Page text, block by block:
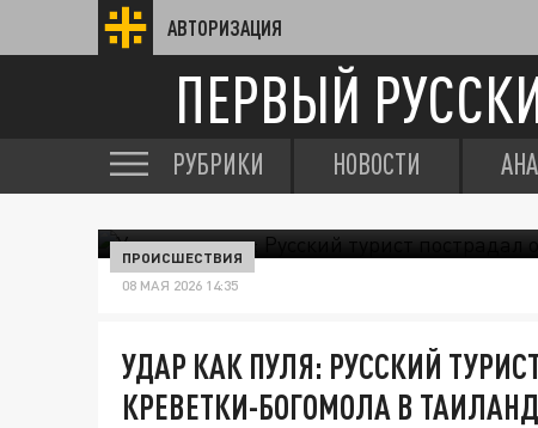
АВТОРИЗАЦИЯ
ПЕРВЫЙ
РУБРИКИ НОВОСТИ
ПРОИСШЕСТВИЯ
08 МАЯ 2026 14:35
УДАР КАК ПУЛЯ: РУССКИЙ
КРЕВЕТКИ-БОГОМОЛА В